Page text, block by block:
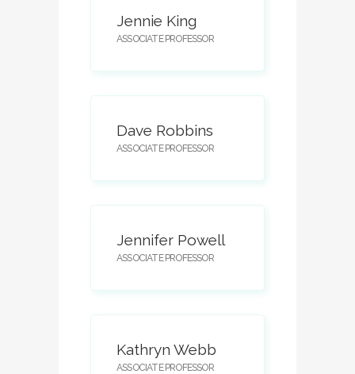
Jennie King
ASSOCIATE PROFESSOR
Dave Robbins
ASSOCIATE PROFESSOR
Jennifer Powell
ASSOCIATE PROFESSOR
Kathryn Webb
ASSOCIATE PROFESSOR